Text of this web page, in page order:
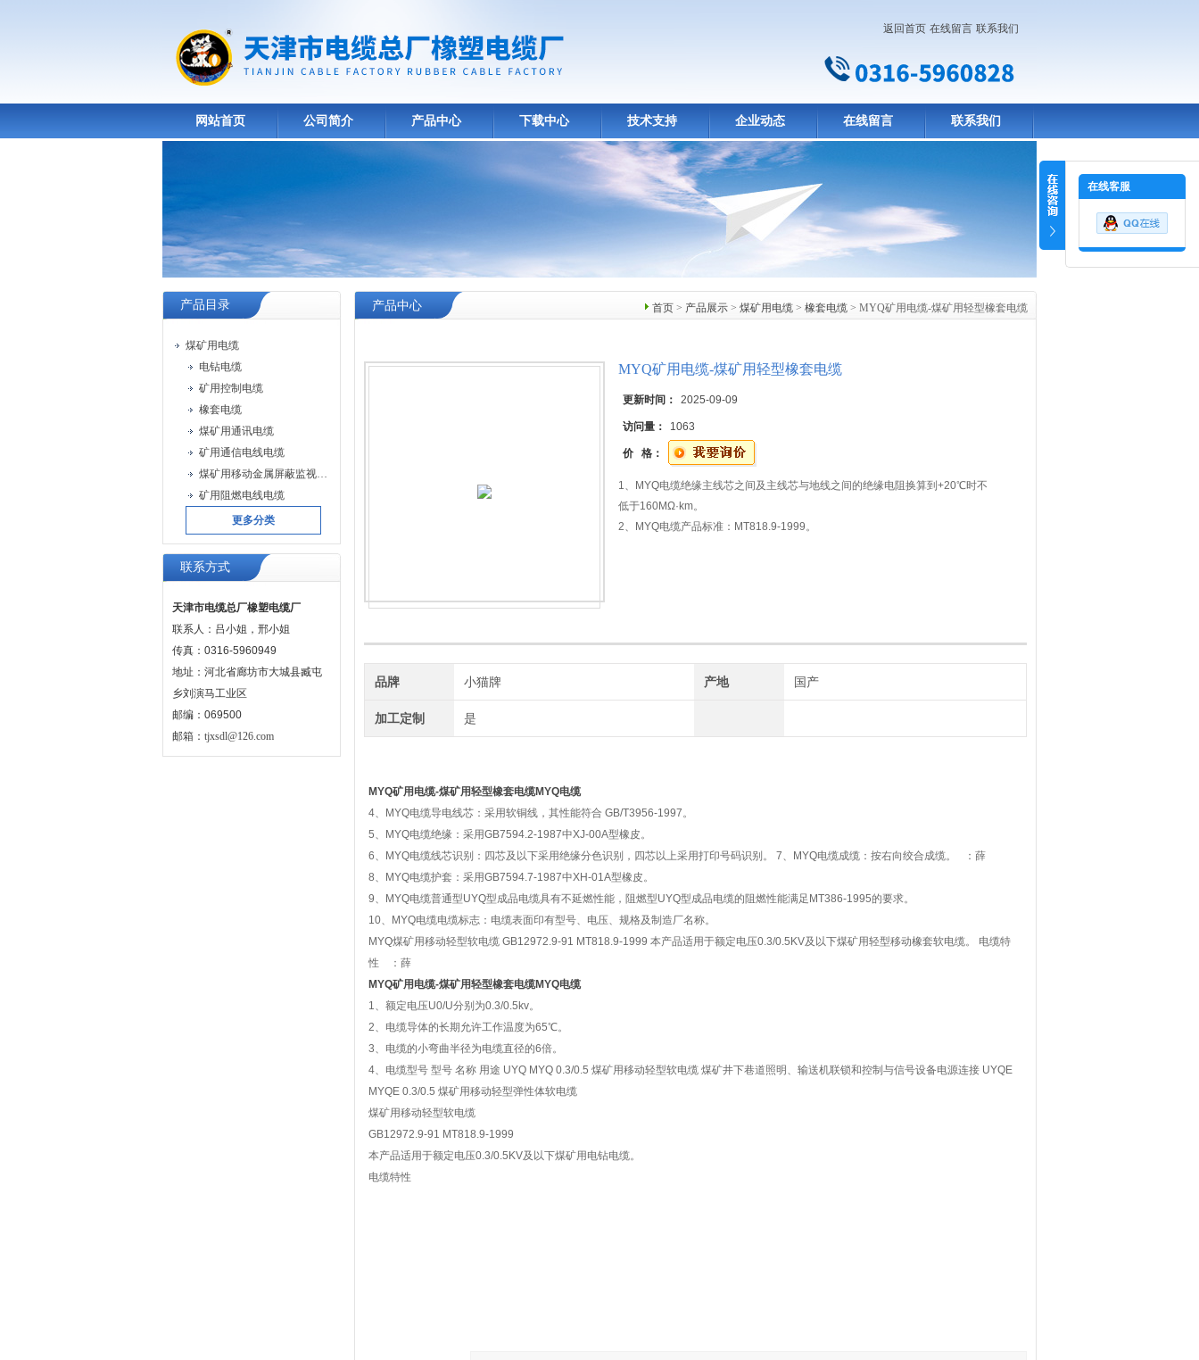
返回首页 在线留言 联系我们
网站首页 公司简介 产品中心 下载中心 技术支持 企业动态 在线留言 联系我们
产品目录
煤矿用电缆
电钻电缆
矿用控制电缆
橡套电缆
煤矿用通讯电缆
矿用通信电线电缆
煤矿用移动金属屏蔽监视型橡套软电缆
矿用阻燃电线电缆
更多分类
联系方式
天津市电缆总厂橡塑电缆厂
联系人：吕小姐，邢小姐
传真：0316-5960949
地址：河北省廊坊市大城县臧屯
乡刘演马工业区
邮编：069500
邮箱： tjxsdl@126.com
首页 > 产品展示 > 煤矿用电缆 > 橡套电缆 > MYQ矿用电缆-煤矿用轻型橡套电缆
产品中心
MYQ矿用电缆-煤矿用轻型橡套电缆
更新时间： 2025-09-09
访问量： 1063
价 格：
1、MYQ电缆绝缘主线芯之间及主线芯与地线之间的绝缘电阻换算到+20℃时不
低于160MΩ·km。
2、MYQ电缆产品标准：MT818.9-1999。
品牌 小猫牌 产地 国产
加工定制 是
MYQ矿用电缆-煤矿用轻型橡套电缆MYQ电缆
4、MYQ电缆导电线芯：采用软铜线，其性能符合 GB/T3956-1997。
5、MYQ电缆绝缘：采用GB7594.2-1987中XJ-00A型橡皮。
6、MYQ电缆线芯识别：四芯及以下采用绝缘分色识别，四芯以上采用打印号码识别。 7、MYQ电缆成缆：按右向绞合成缆。 ：薛
8、MYQ电缆护套：采用GB7594.7-1987中XH-01A型橡皮。
9、MYQ电缆普通型UYQ型成品电缆具有不延燃性能，阻燃型UYQ型成品电缆的阻燃性能满足MT386-1995的要求。
10、MYQ电缆电缆标志：电缆表面印有型号、电压、规格及制造厂名称。
MYQ煤矿用移动轻型软电缆 GB12972.9-91 MT818.9-1999 本产品适用于额定电压0.3/0.5KV及以下煤矿用轻型移动橡套软电缆。 电缆特
性 ：薛
MYQ矿用电缆-煤矿用轻型橡套电缆MYQ电缆
1、额定电压U0/U分别为0.3/0.5kv。
2、电缆导体的长期允许工作温度为65℃。
3、电缆的小弯曲半径为电缆直径的6倍。
4、电缆型号 型号 名称 用途 UYQ MYQ 0.3/0.5 煤矿用移动轻型软电缆 煤矿井下巷道照明、输送机联锁和控制与信号设备电源连接 UYQE
MYQE 0.3/0.5 煤矿用移动轻型弹性体软电缆
煤矿用移动轻型软电缆
GB12972.9-91 MT818.9-1999
本产品适用于额定电压0.3/0.5KV及以下煤矿用电钻电缆。
电缆特性
在线客服